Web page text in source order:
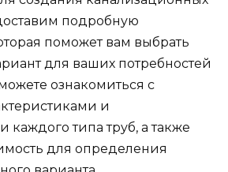
подробную
поможет вам выбрать
для ваших потребностей
ознакомиться с
и
типа труб, а также
для определения